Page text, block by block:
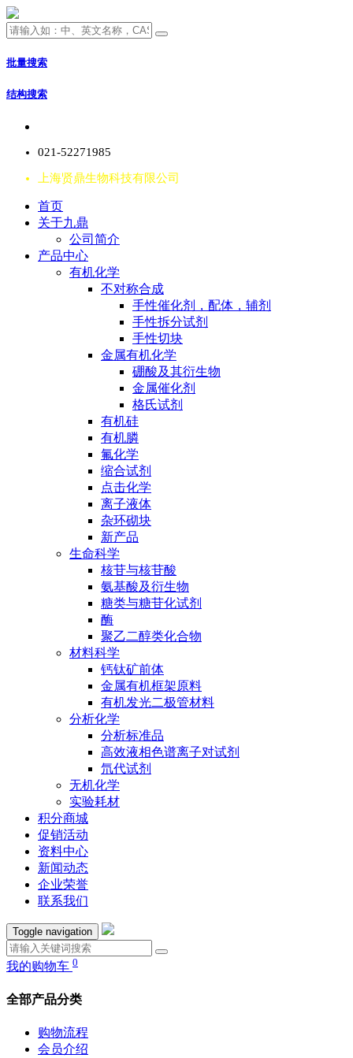
批量搜索
结构搜索
021-52271985
上海贤鼎生物科技有限公司
首页
关于九鼎
公司简介
产品中心
有机化学
不对称合成
手性催化剂，配体，辅剂
手性拆分试剂
手性切块
金属有机化学
硼酸及其衍生物
金属催化剂
格氏试剂
有机硅
有机膦
氟化学
缩合试剂
点击化学
离子液体
杂环砌块
新产品
生命科学
核苷与核苷酸
氨基酸及衍生物
糖类与糖苷化试剂
酶
聚乙二醇类化合物
材料科学
钙钛矿前体
金属有机框架原料
有机发光二极管材料
分析化学
分析标准品
高效液相色谱离子对试剂
氘代试剂
无机化学
实验耗材
积分商城
促销活动
资料中心
新闻动态
企业荣誉
联系我们
Toggle navigation
我的购物车 0
全部产品分类
购物流程
会员介绍